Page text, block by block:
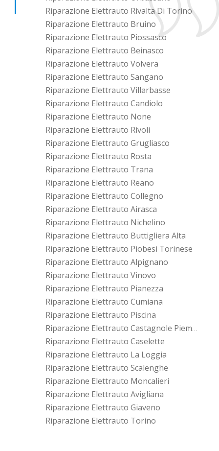
Riparazione Elettrauto Rivalta Di Torino
Riparazione Elettrauto Bruino
Riparazione Elettrauto Piossasco
Riparazione Elettrauto Beinasco
Riparazione Elettrauto Volvera
Riparazione Elettrauto Sangano
Riparazione Elettrauto Villarbasse
Riparazione Elettrauto Candiolo
Riparazione Elettrauto None
Riparazione Elettrauto Rivoli
Riparazione Elettrauto Grugliasco
Riparazione Elettrauto Rosta
Riparazione Elettrauto Trana
Riparazione Elettrauto Reano
Riparazione Elettrauto Collegno
Riparazione Elettrauto Airasca
Riparazione Elettrauto Nichelino
Riparazione Elettrauto Buttigliera Alta
Riparazione Elettrauto Piobesi Torinese
Riparazione Elettrauto Alpignano
Riparazione Elettrauto Vinovo
Riparazione Elettrauto Pianezza
Riparazione Elettrauto Cumiana
Riparazione Elettrauto Piscina
Riparazione Elettrauto Castagnole Piemonte
Riparazione Elettrauto Caselette
Riparazione Elettrauto La Loggia
Riparazione Elettrauto Scalenghe
Riparazione Elettrauto Moncalieri
Riparazione Elettrauto Avigliana
Riparazione Elettrauto Giaveno
Riparazione Elettrauto Torino